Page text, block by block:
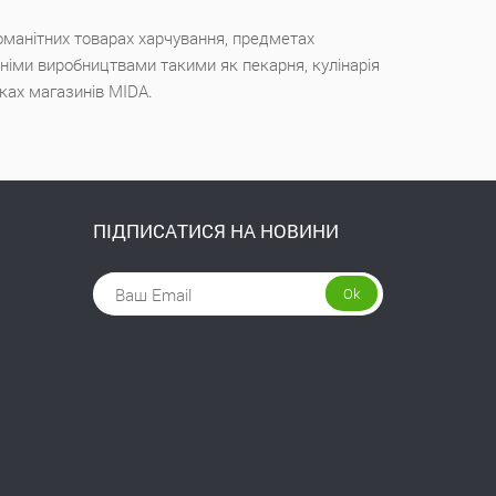
товарах харчування, предметах
виробництвами такими як пекарня, кулінарія
магазинів MIDA.
ПІДПИСАТИСЯ НА НОВИНИ
Ok